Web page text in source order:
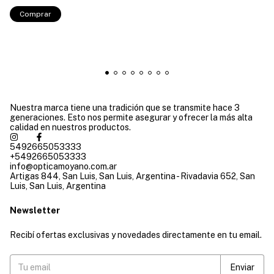
Comprar
Nuestra marca tiene una tradición que se transmite hace 3
generaciones. Esto nos permite asegurar y ofrecer la más alta
calidad en nuestros productos.
5492665053333
+5492665053333
info@opticamoyano.com.ar
Artigas 844, San Luis, San Luis, Argentina - Rivadavia 652, San
Luis, San Luis, Argentina
Newsletter
Recibí ofertas exclusivas y novedades directamente en tu email.